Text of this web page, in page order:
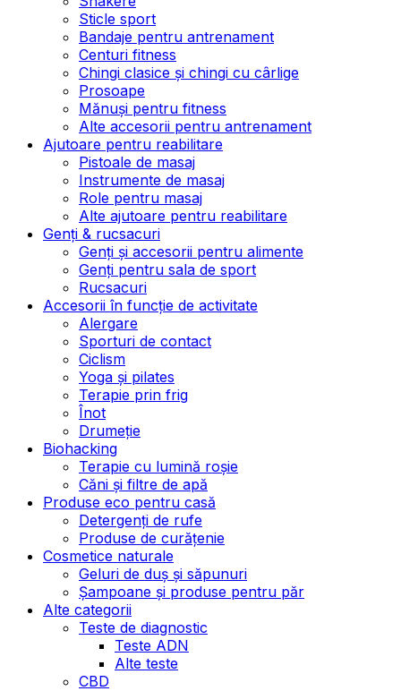
Sticle sport
Bandaje pentru antrenament
Centuri fitness
Chingi clasice și chingi cu cârlige
Prosoape
Mănuși pentru fitness
Alte accesorii pentru antrenament
Ajutoare pentru reabilitare
Pistoale de masaj
Instrumente de masaj
Role pentru masaj
Alte ajutoare pentru reabilitare
Genți & rucsacuri
Genți și accesorii pentru alimente
Genți pentru sala de sport
Rucsacuri
Accesorii în funcție de activitate
Alergare
Sporturi de contact
Ciclism
Yoga și pilates
Terapie prin frig
Înot
Drumeție
Biohacking
Terapie cu lumină roșie
Căni și filtre de apă
Produse eco pentru casă
Detergenți de rufe
Produse de curățenie
Cosmetice naturale
Geluri de duș și săpunuri
Șampoane și produse pentru păr
Alte categorii
Teste de diagnostic
Teste ADN
Alte teste
CBD